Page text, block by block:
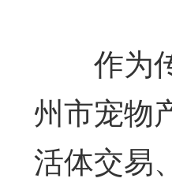
作为传
州市宠物
活体交易